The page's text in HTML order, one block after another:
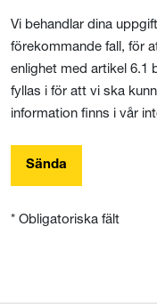
Vi behandlar dina
förekommande fall, för
enlighet med artikel 6.1
fyllas i för att vi ska
information finns i vår
Sända
* Obligatoriska fält